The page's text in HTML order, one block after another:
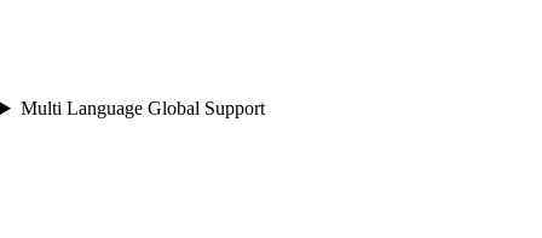
Multi Language Global Support